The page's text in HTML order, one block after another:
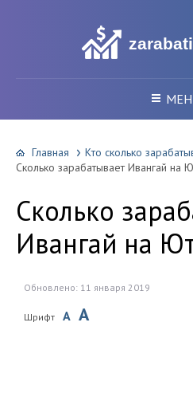
Главная
Кто сколько
Сколько зарабатывает Ивангай на
Сколько
Ивангай на
Обновлено: 11 января 2019
Шрифт A A